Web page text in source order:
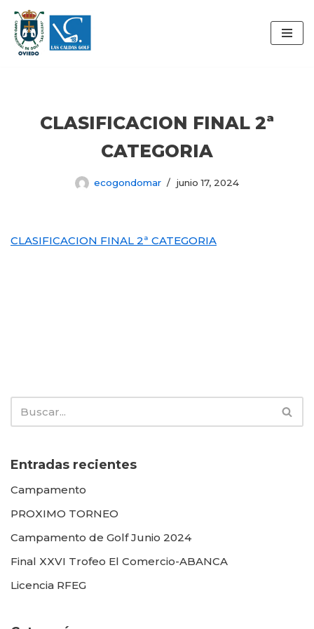
Saltar
al
CLASIFICACION FINAL 2ª
CATEGORIA
ecogondomar junio 17, 2024
CLASIFICACION FINAL 2ª CATEGORIA
Entradas recientes
Campamento
PROXIMO TORNEO
Campamento de Golf Junio 2024
Final XXVI Trofeo El Comercio-ABANCA
Licencia RFEG